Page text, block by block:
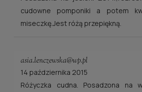
cudowne pomponiki a potem
miseczkę.Jest różą przepiękną.
asia.lenczewska@wp.pl
14 października 2015
Różyczka cudna. Posadzona na